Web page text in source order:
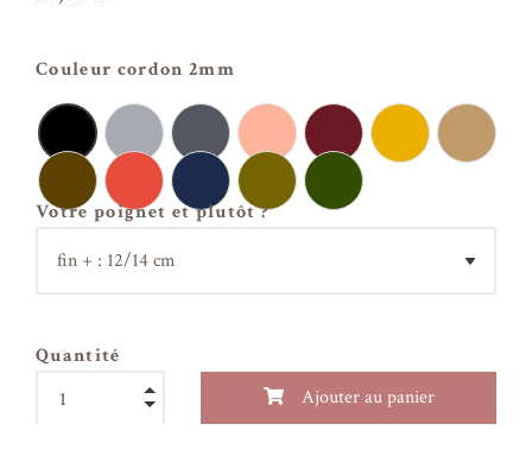
Couleur cordon 2mm
Votre poignet et plutôt ?
Quantité
Ajouter au panier